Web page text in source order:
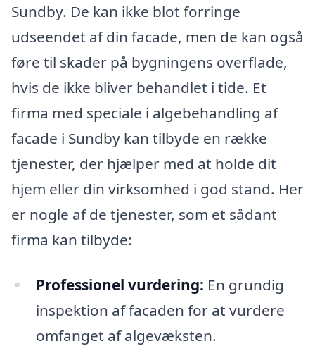
Sundby. De kan ikke blot forringe
udseendet af din facade, men de kan også
føre til skader på bygningens overflade,
hvis de ikke bliver behandlet i tide. Et
firma med speciale i algebehandling af
facade i Sundby kan tilbyde en række
tjenester, der hjælper med at holde dit
hjem eller din virksomhed i god stand. Her
er nogle af de tjenester, som et sådant
firma kan tilbyde:
Professionel vurdering: En grundig
inspektion af facaden for at vurdere
omfanget af algevæksten.